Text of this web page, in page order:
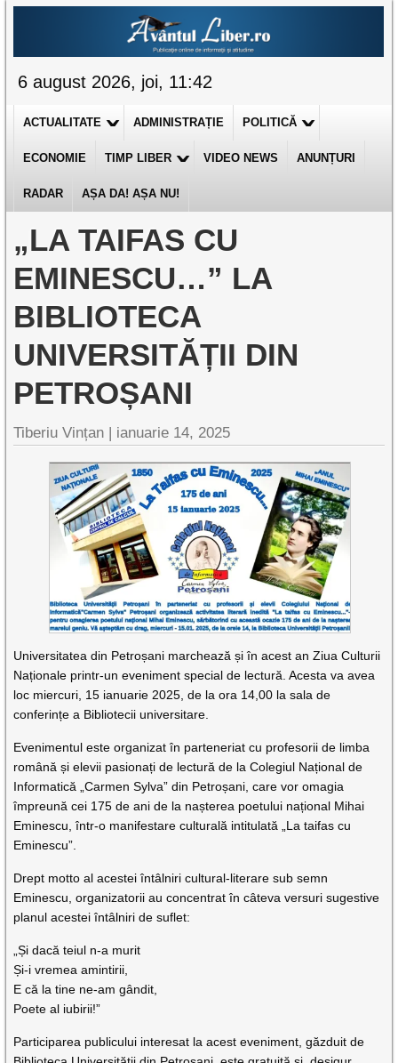
6 august 2026, joi, 11:42
ACTUALITATE ADMINISTRAȚIE POLITICĂ
ECONOMIE TIMP LIBER VIDEO NEWS ANUNȚURI
RADAR AȘA DA! AȘA NU!
„LA TAIFAS CU
EMINESCU…” LA
BIBLIOTECA
UNIVERSITĂȚII DIN
PETROȘANI
Tiberiu Vințan | ianuarie 14, 2025
Universitatea din Petroșani marchează și în acest an Ziua Culturii
Naționale printr-un eveniment special de lectură. Acesta va avea
loc miercuri, 15 ianuarie 2025, de la ora 14,00 la sala de
conferințe a Bibliotecii universitare.
Evenimentul este organizat în parteneriat cu profesorii de limba
română și elevii pasionați de lectură de la Colegiul Național de
Informatică „Carmen Sylva” din Petroșani, care vor omagia
împreună cei 175 de ani de la nașterea poetului național Mihai
Eminescu, într-o manifestare culturală intitulată „La taifas cu
Eminescu”.
Drept motto al acestei întâlniri cultural-literare sub semn
Eminescu, organizatorii au concentrat în câteva versuri sugestive
planul acestei întâlniri de suflet:
„Și dacă teiul n-a murit
Și-i vremea amintirii,
E că la tine ne-am gândit,
Poete al iubirii!”
Participarea publicului interesat la acest eveniment, găzduit de